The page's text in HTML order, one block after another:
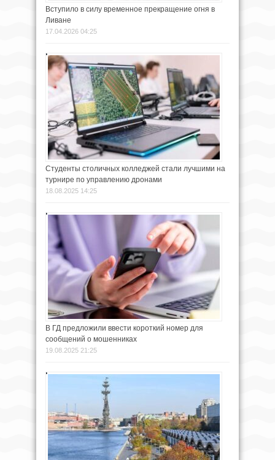
Вступило в силу временное прекращение огня в
Ливане
17.04.2026 04:25
Студенты столичных колледжей стали лучшими на
турнире по управлению дронами
18.08.2025 14:25
В ГД предложили ввести короткий номер для
сообщений о мошенниках
19.08.2025 21:25